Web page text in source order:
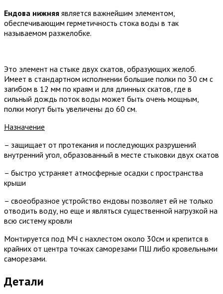
Ендова нижняя является важнейшим элементом,
обеспечивающим герметичность стока воды в так
называемом разжелобке.
Это элемент на стыке двух скатов, образующих желоб.
Имеет в стандартном исполнении большие полки по 30 см с
загибом в 12 мм по краям и для длинных скатов, где в
сильный дождь поток воды может быть очень мощным,
полки могут быть увеличены до 60 см.
Назначение
– защищает от протекания и последующих разрушений
внутренний угол, образованный в месте стыковки двух скатов
– быстро устраняет атмосферные осадки с пространства
крыши
– своеобразное устройство ендовы позволяет ей не только
отводить воду, но еще и являться существенной нагрузкой на
всю систему кровли
Монтируется под МЧ с нахлестом около 30см и крепится в
крайних от центра точках саморезами ПШ либо кровельными
саморезами.
Детали